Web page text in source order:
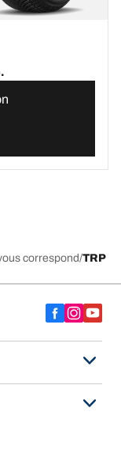
correspond TRP